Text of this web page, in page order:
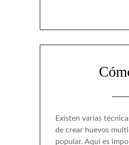
Existen varias
de crear huevos
popular. Aquí es